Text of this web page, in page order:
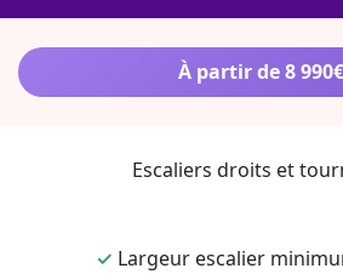
À partir de 8 990€
Escaliers droits et
✓ Largeur escalier